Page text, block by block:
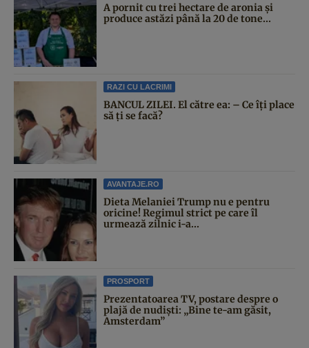
A pornit cu trei hectare de aronia și
produce astăzi până la 20 de tone...
RAZI CU LACRIMI
BANCUL ZILEI. El către ea: – Ce îți place
să ți se facă?
AVANTAJE.RO
Dieta Melaniei Trump nu e pentru
oricine! Regimul strict pe care îl
urmează zilnic i-a...
PROSPORT
Prezentatoarea TV, postare despre o
plajă de nudiști: „Bine te-am găsit,
Amsterdam”